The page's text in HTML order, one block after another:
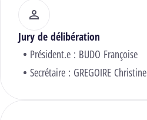
Jury de délibération
Président.e : BUDO Françoise
Secrétaire : GREGOIRE Christine